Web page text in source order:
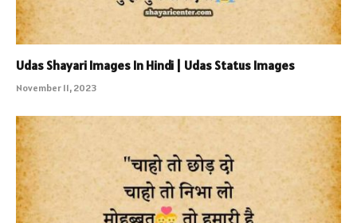
Udas Shayari Images In Hindi | Udas Status Images
November 11, 2023